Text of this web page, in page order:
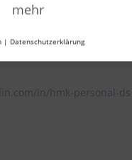
Fragen & Ideen!
in/hmk-personal-ds
mehr
| Datenschutzerklärung